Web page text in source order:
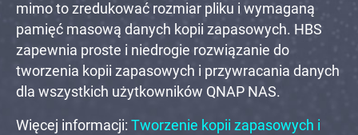
mimo to zredukować rozmiar pliku i wymaganą
pamięć masową danych kopii zapasowych. HBS
zapewnia proste i niedrogie rozwiązanie do
tworzenia kopii zapasowych i przywracania danych
dla wszystkich użytkowników QNAP NAS.
Więcej informacji: Tworzenie kopii zapasowych i